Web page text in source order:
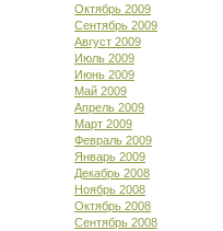
Октябрь 2009
Сентябрь 2009
Август 2009
Июль 2009
Июнь 2009
Май 2009
Апрель 2009
Март 2009
Февраль 2009
Январь 2009
Декабрь 2008
Ноябрь 2008
Октябрь 2008
Сентябрь 2008